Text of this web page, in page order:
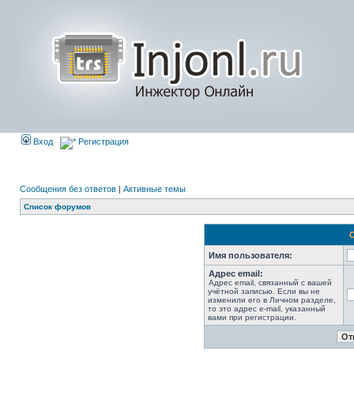
Вход Регистрация
Сообщения без ответов | Активные темы
Список форумов
Имя пользователя:
Адрес email:
Адрес email, связанный с вашей
учётной записью. Если вы не
изменили его в Личном разделе,
то это адрес e-mail, указанный
вами при регистрации.